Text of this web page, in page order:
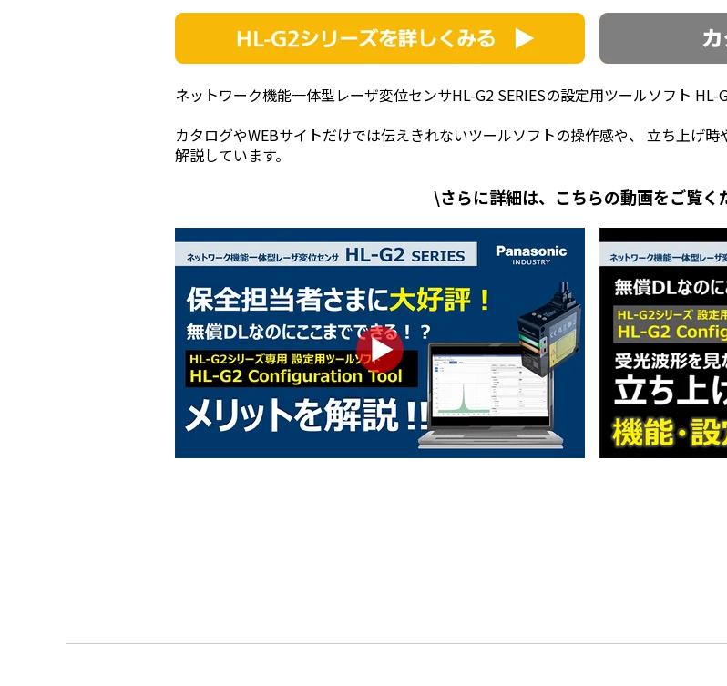
ネットワーク機能一体型レーザ変位センサHL-G2 SERIESの設定用ツールソフト
カタログやWEBサイトだけでは伝えきれないツールソフトの操作感や、 立ち上げ
解説しています。
\さらに詳細は、こちらの動画をご覧く